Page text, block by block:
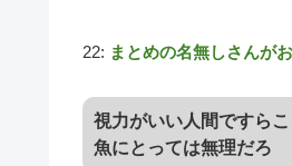
22: まとめの名無しさんが
視力がいい人間ですら
魚にとっては無理だろ